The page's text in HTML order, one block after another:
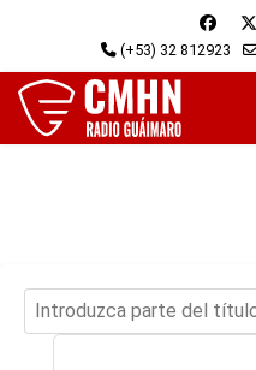
(+53) 32 812923
Introduzca parte del título